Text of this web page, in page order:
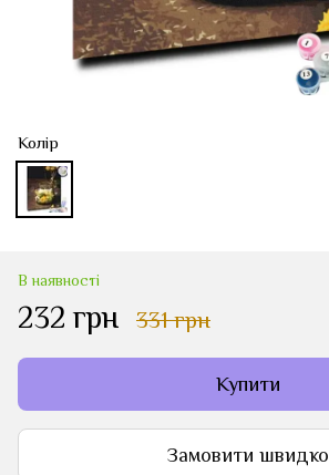
Колір
В наявності
232 грн 331 грн
Купити
Замовити швидко